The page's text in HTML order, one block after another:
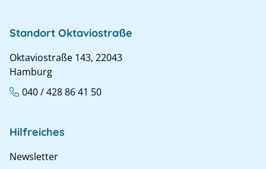
Standort Oktaviostraße
Oktaviostraße 143, 22043
Hamburg
040 / 428 86 41 50
Hilfreiches
Newsletter